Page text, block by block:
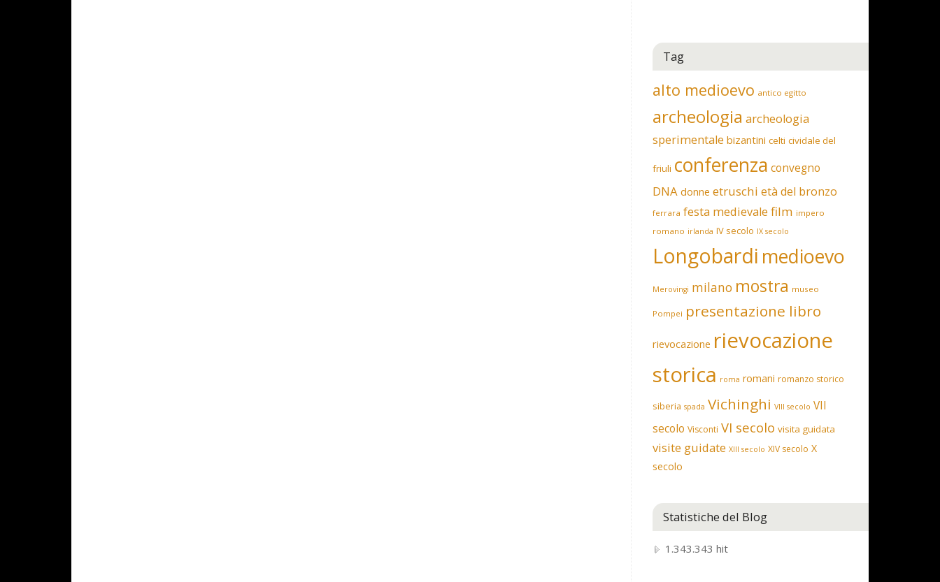
Tag
alto medioevo antico egitto
archeologia archeologia
sperimentale bizantini celti cividale del
friuli conferenza convegno
DNA donne etruschi età del bronzo
ferrara festa medievale film impero
romano irlanda IV secolo IX secolo
Longobardi medioevo
Merovingi milano mostra museo
Pompei presentazione libro
rievocazione rievocazione
storica roma romani romanzo storico
siberia spada Vichinghi VIII secolo VII
secolo Visconti VI secolo visita guidata
visite guidate XIII secolo XIV secolo X
secolo
Statistiche del Blog
1.343.343 hit